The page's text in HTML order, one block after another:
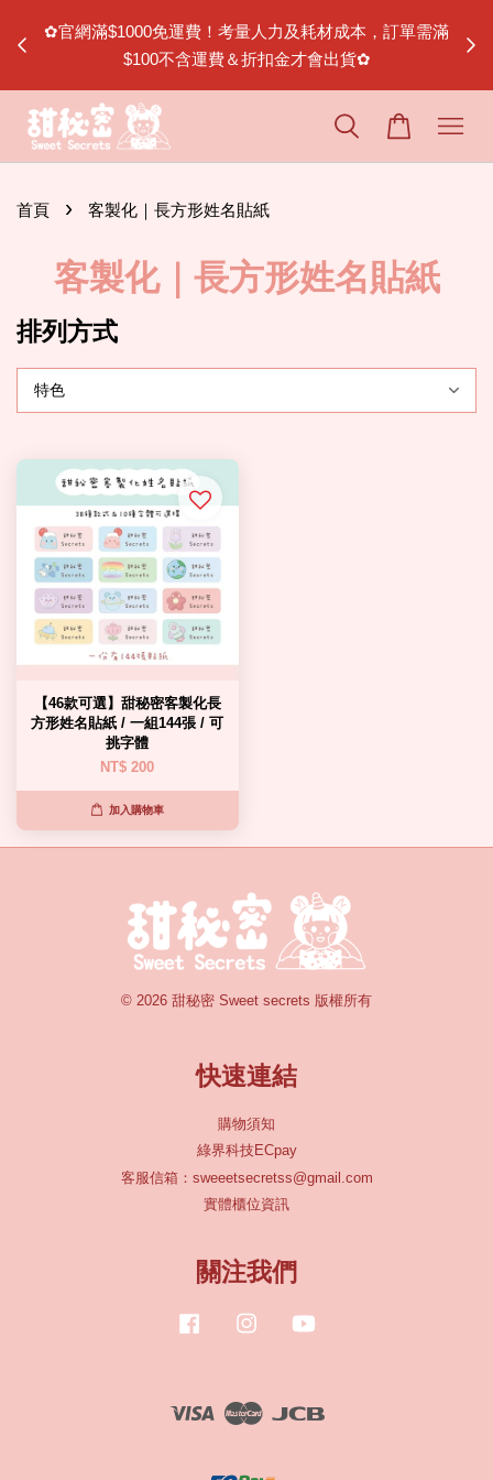
✿官網滿$1000免運費！考量人力及耗材成本，訂單需滿
$100不含運費＆折扣金才會出貨✿
首頁 › 客製化｜長方形姓名貼紙
客製化｜長方形姓名貼紙
排列方式
【46款可選】甜秘密客製化長
方形姓名貼紙 / 一組144張 / 可
挑字體
NT$ 200
加入購物車
© 2026 甜秘密 Sweet secrets 版權所有
快速連結
購物須知
綠界科技ECpay
客服信箱：sweeetsecretss@gmail.com
實體櫃位資訊
關注我們
Facebook Instagram
Visa Master